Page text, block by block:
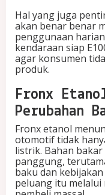
Hal yang juga
akan benar benar
penggunaan
kendaraan siap
agar konsumen
produk.
Fronx
Perubahan
Fronx etanol
otomotif tidak
listrik. Bahan
panggung,
baku dan
peluang itu melalui